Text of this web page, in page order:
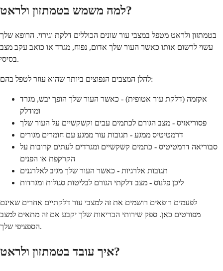
למה משמש בטמתזון ולראט?
בטמתזון ולראט מטפל במצבי עור שונים הכוללים דלקת וגירוי. הרופא שלך
עשוי לרשום אותו כאשר העור שלך אדום, נפוח, מגרד או כואב עקב מצב
בסיסי.
להלן המצבים הנפוצים ביותר שהוא עוזר לטפל בהם:
אקזמה (דלקת עור אטופית) - כאשר העור שלך הופך יבש, מגרד
ומודלק
פסוריאזיס - מצב הגורם לכתמים עבים וקשקשיים על העור שלך
דרמטיטיס ממגע - תגובות עור ממגע עם חומרים מגורים
סבוריאה דרמטיטיס - כתמים קשקשיים ומגרדים לעתים קרובות על
הקרקפת או הפנים
תגובות אלרגיות - כאשר העור שלך מגיב לאלרגנים
ליכן פלנוס - מצב דלקתי הגורם לבליטות סגולות ומגרדות
לפעמים רופאים רושמים את זה למצבי עור דלקתיים אחרים שאינם
מפורטים כאן. ספק שירותי הבריאות שלך יקבע אם זה מתאים למצב
הספציפי שלך.
איך עובד בטמתזון ולראט?